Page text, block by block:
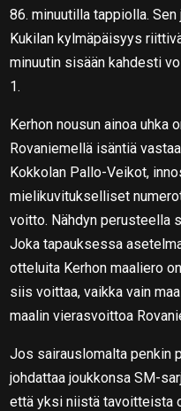
86. minuutilla tappiolla.
Kukilan kylmäpäisyys
minuutin sisään kahdesti
1.
Kerhon nousun ainoa uhka
Rovaniemellä isäntiä
Kokkolan Pallo-Veikot,
mielikuvitukselliset
voitto. Nähdyn perusteella
Joka tapauksessa
otteluita Kerhon maaliero
siis voittaa, vaikka vain
maalin vierasvoittoa
Jos sairauslomalta penkin
johdattaa joukkonsa SM-
että yksi niistä tavoitteista